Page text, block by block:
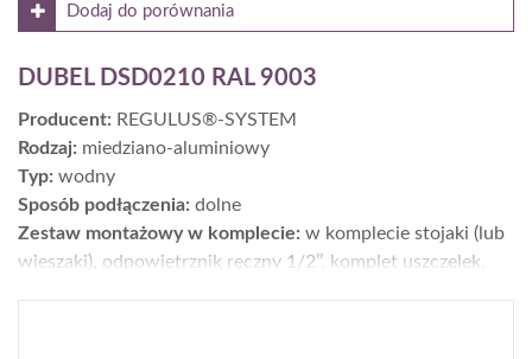
Dodaj do porównania
DUBEL DSD0210 RAL 9003
Producent: REGULUS®-SYSTEM
Rodzaj: miedziano-aluminiowy
Typ: wodny
Sposób podłączenia: dolne
Zestaw montażowy w komplecie: w komplecie stojaki (lub
wieszaki), odpowietrznik ręczny 1/2’’, komplet uszczelek,